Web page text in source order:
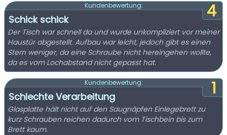
4
Kundenbewertung:
Schick schick
Der Tisch war schnell da und wurde unkompliziert vor meiner
Haustür abgestellt. Aufbau war leicht, jedoch gibt es einen
Stern weniger, da eine Schraube nicht hereingehen wollte,
da es vom Lochabstand nicht gepasst hat.
1
Kundenbewertung:
Schlechte Verarbeitung
Glasplatte hält nicht auf den Saugnäpfen Einlegebrett zu
kurz Schrauben reichen dadurch vom Tischbein bis zum
Brett kaum.